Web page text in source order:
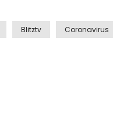
Blitztv Coronavirus